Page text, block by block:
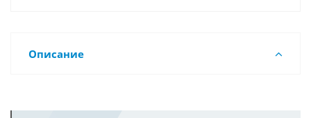
Описание